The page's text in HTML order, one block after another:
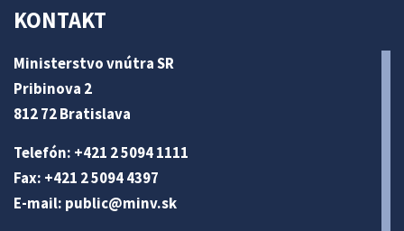
KONTAKT
Ministerstvo vnútra SR
Pribinova 2
812 72 Bratislava
Telefón: +421 2 5094 1111
Fax: +421 2 5094 4397
E-mail: public@minv.sk